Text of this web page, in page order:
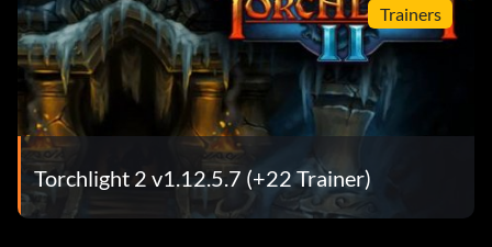
Trainers
Torchlight 2 v1.12.5.7 (+22 Trainer)